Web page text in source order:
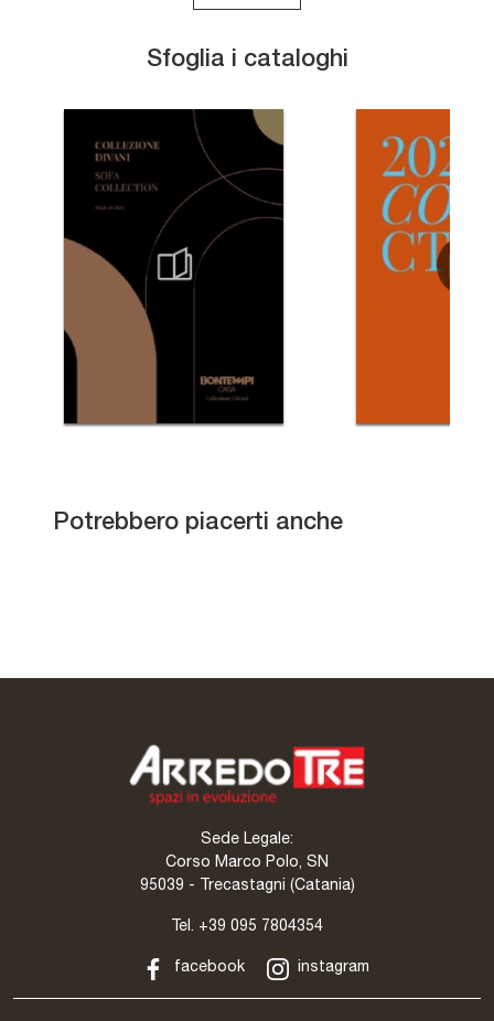
Sfoglia i cataloghi
Potrebbero piacerti anche
Giano
Skorpio Crystalart
Sede Legale:
Corso Marco Polo, SN
95039 - Trecastagni (Catania)
Tel. +39 095 7804354
facebook instagram